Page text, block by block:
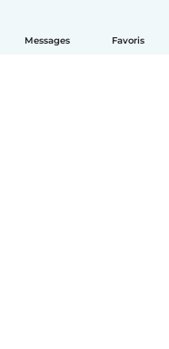
Messages Favoris